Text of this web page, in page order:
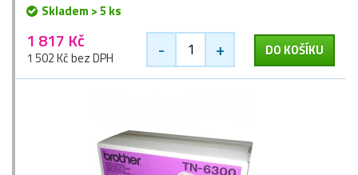
Skladem > 5 ks
1 817 Kč
1 502 Kč bez DPH - + DO KOŠÍKU